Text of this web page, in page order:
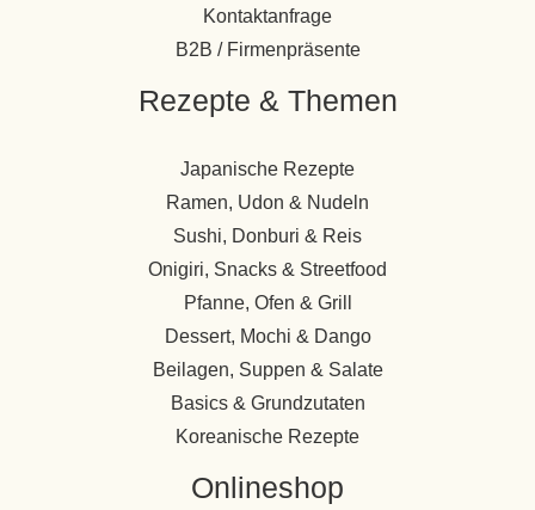
Kontaktanfrage
B2B / Firmenpräsente
Rezepte & Themen
Japanische Rezepte
Ramen, Udon & Nudeln
Sushi, Donburi & Reis
Onigiri, Snacks & Streetfood
Pfanne, Ofen & Grill
Dessert, Mochi & Dango
Beilagen, Suppen & Salate
Basics & Grundzutaten
Koreanische Rezepte
Onlineshop